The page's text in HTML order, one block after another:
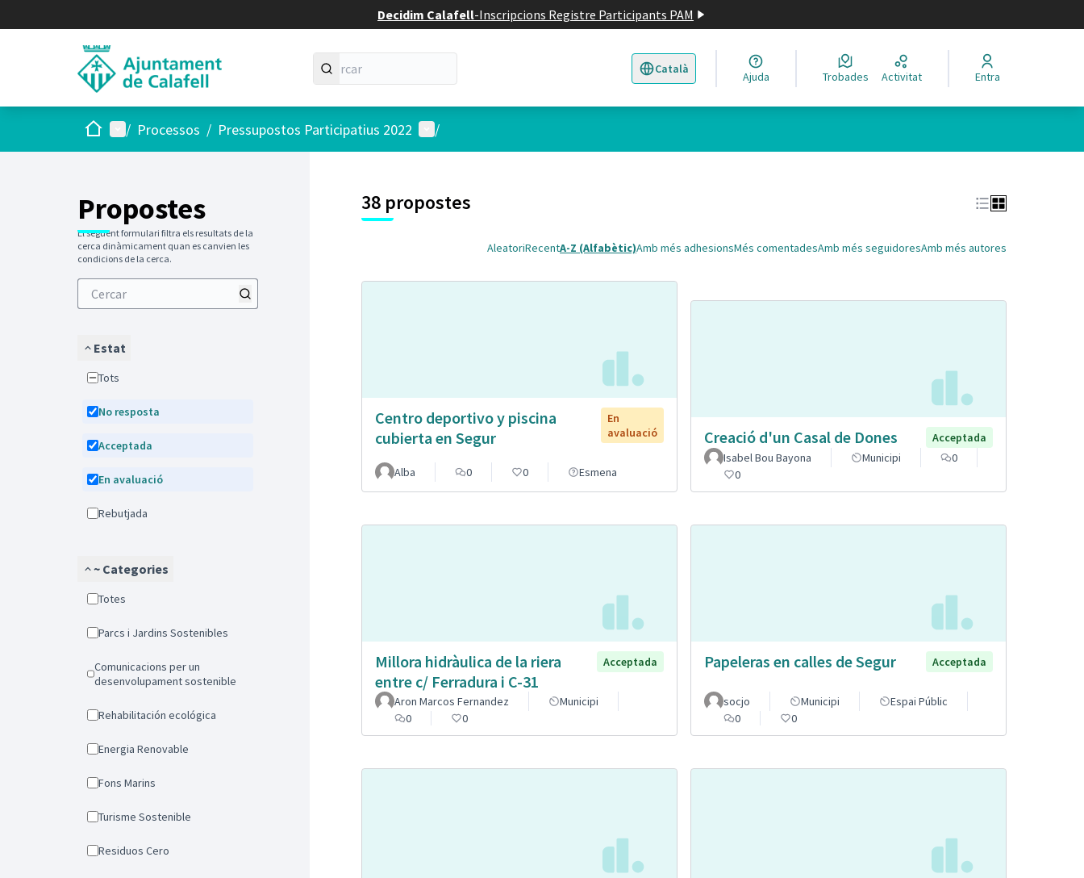
Decidim Calafell-Inscripcions Registre Participants PAM
Català
Triar la llengua Elegir el idioma
Ajuda Trobades Activitat Entra
Inici Menú principal
/ Processos / Pressupostos Participatius 2022 Menú d'usuari
/
Propostes
El següent formulari filtra els resultats de la
cerca dinàmicament quan es canvien les
condicions de la cerca.
Estat
Tots
No resposta
Acceptada
En avaluació
Rebutjada
~ Categories
Totes
Parcs i Jardins Sostenibles
Comunicacions per un
desenvolupament sostenible
Rehabilitación ecológica
Energia Renovable
Fons Marins
Turisme Sostenible
Residuos Cero
38 propostes
AleatoriRecentA-Z (Alfabètic)Amb més adhesionsMés comentadesAmb més seguidoresAmb més autores
Centro deportivo y piscina
cubierta en Segur
En
avaluació
Alba 0 0 Esmena
Creació d'un Casal de Dones
Acceptada
Isabel Bou Bayona
Municipi
0
0
Millora hidràulica de la riera
entre c/ Ferradura i C-31
Acceptada
Aron Marcos Fernandez
Municipi
0
0
Papeleras en calles de Segur Acceptada
socjo Municipi
Espai Públic
0
0